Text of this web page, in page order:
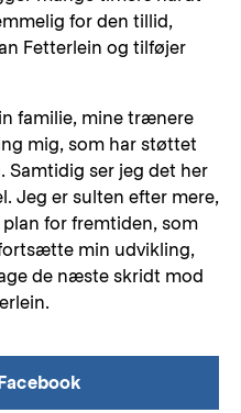
for den tillid,
Fetterlein og tilføjer
familie, mine trænere
mig, som har støttet
Samtidig ser jeg det her
Jeg er sulten efter mere,
for fremtiden, som
min udvikling,
de næste skridt mod